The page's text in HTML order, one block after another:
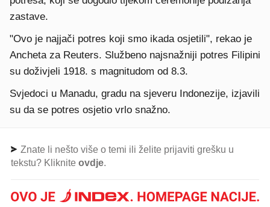
zastave.
"Ovo je najjači potres koji smo ikada osjetili", rekao je
Ancheta za Reuters. Službeno najsnažniji potres Filipini
su doživjeli 1918. s magnitudom od 8.3.
Svjedoci u Manadu, gradu na sjeveru Indonezije, izjavili
su da se potres osjetio vrlo snažno.
Znate li nešto više o temi ili želite prijaviti grešku u
tekstu? Kliknite ovdje.